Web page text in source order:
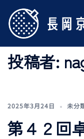
投稿者:
2025年3月24日 未分
第４２回